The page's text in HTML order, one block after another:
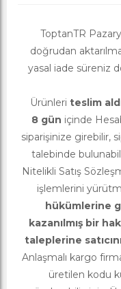
ToptanTR
doğrudan
yasal iade süreniz
Ürünleri teslim
8 gün içinde
siparişinize girebilir,
talebinde
Nitelikli Satış
işlemlerini
hükümlerine
kazanılmış bir
taleplerine
Anlaşmalı kargo
üretilen kodu